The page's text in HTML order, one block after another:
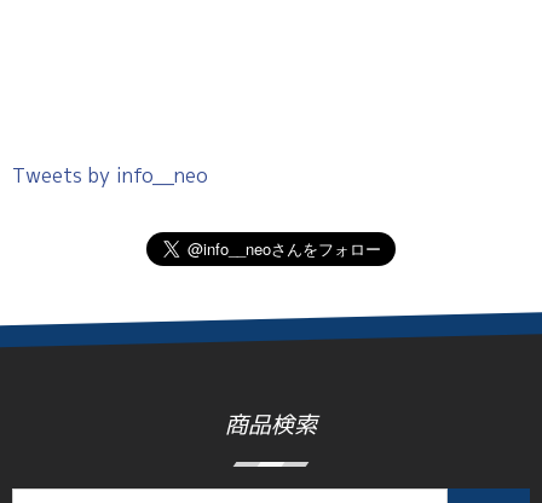
Tweets by info__neo
商品検索